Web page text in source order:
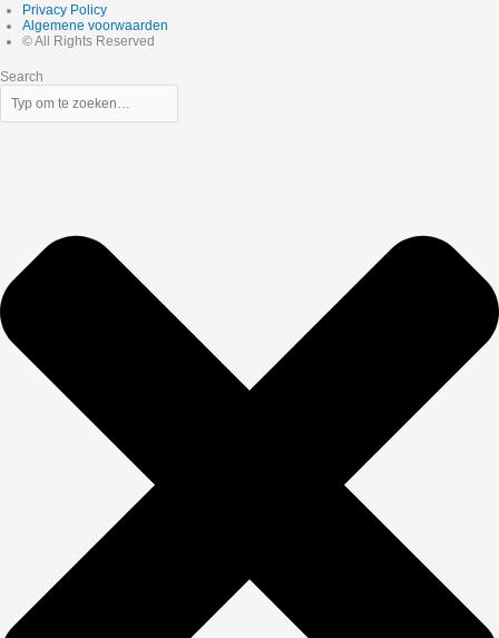
Privacy Policy
Algemene voorwaarden
© All Rights Reserved
Search